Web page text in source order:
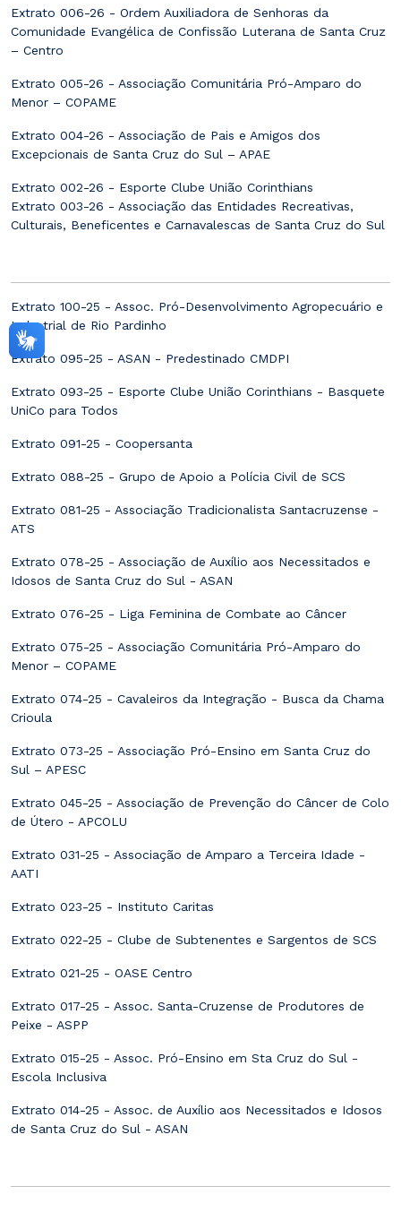
Extrato 006-26 - Ordem Auxiliadora de Senhoras da
Comunidade Evangélica de Confissão Luterana de Santa Cruz
– Centro
Extrato 005-26 - Associação Comunitária Pró-Amparo do
Menor – COPAME
Extrato 004-26 - Associação de Pais e Amigos dos
Excepcionais de Santa Cruz do Sul – APAE
Extrato 002-26 - Esporte Clube União Corinthians
Extrato 003-26 - Associação das Entidades Recreativas,
Culturais, Beneficentes e Carnavalescas de Santa Cruz do Sul
Extrato 100-25 - Assoc. Pró-Desenvolvimento Agropecuário e
Industrial de Rio Pardinho
Extrato 095-25 - ASAN - Predestinado CMDPI
Extrato 093-25 - Esporte Clube União Corinthians - Basquete
UniCo para Todos
Extrato 091-25 - Coopersanta
Extrato 088-25 - Grupo de Apoio a Polícia Civil de SCS
Extrato 081-25 - Associação Tradicionalista Santacruzense -
ATS
Extrato 078-25 - Associação de Auxílio aos Necessitados e
Idosos de Santa Cruz do Sul - ASAN
Extrato 076-25 - Liga Feminina de Combate ao Câncer
Extrato 075-25 - Associação Comunitária Pró-Amparo do
Menor – COPAME
Extrato 074-25 - Cavaleiros da Integração - Busca da Chama
Crioula
Extrato 073-25 - Associação Pró-Ensino em Santa Cruz do
Sul – APESC
Extrato 045-25 - Associação de Prevenção do Câncer de Colo
de Útero - APCOLU
Extrato 031-25 - Associação de Amparo a Terceira Idade -
AATI
Extrato 023-25 - Instituto Caritas
Extrato 022-25 - Clube de Subtenentes e Sargentos de SCS
Extrato 021-25 - OASE Centro
Extrato 017-25 - Assoc. Santa-Cruzense de Produtores de
Peixe - ASPP
Extrato 015-25 - Assoc. Pró-Ensino em Sta Cruz do Sul -
Escola Inclusiva
Extrato 014-25 - Assoc. de Auxílio aos Necessitados e Idosos
de Santa Cruz do Sul - ASAN